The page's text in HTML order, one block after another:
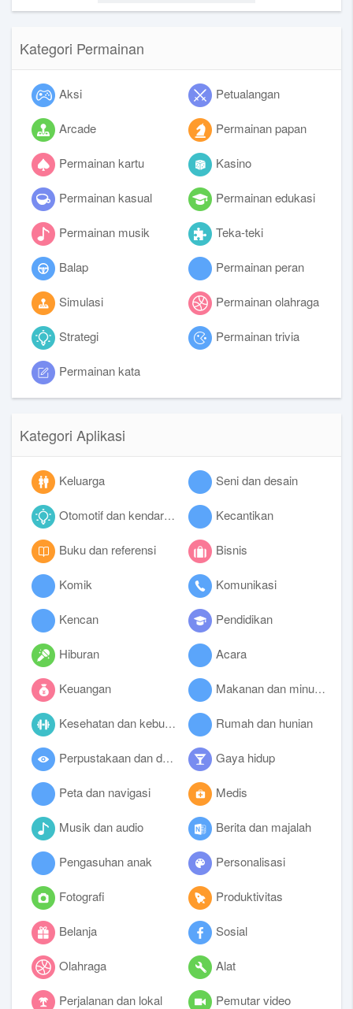
Kategori Permainan
Aksi Petualangan
Arcade Permainan papan
Permainan kartu Kasino
Permainan kasual Permainan edukasi
Permainan musik Teka-teki
Balap Permainan peran
Simulasi Permainan olahraga
Strategi Permainan trivia
Permainan kata
Kategori Aplikasi
Keluarga Seni dan desain
Otomotif dan kendaraan Kecantikan
Buku dan referensi Bisnis
Komik Komunikasi
Kencan Pendidikan
Hiburan Acara
Keuangan Makanan dan minuman
Kesehatan dan kebugaran Rumah dan hunian
Perpustakaan dan demo Gaya hidup
Peta dan navigasi Medis
Musik dan audio Berita dan majalah
Pengasuhan anak Personalisasi
Fotografi Produktivitas
Belanja Sosial
Olahraga Alat
Perjalanan dan lokal Pemutar video